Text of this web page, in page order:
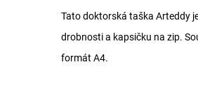
Tato doktorská taška Arteddy
drobnosti a kapsičku na zip.
formát A4.